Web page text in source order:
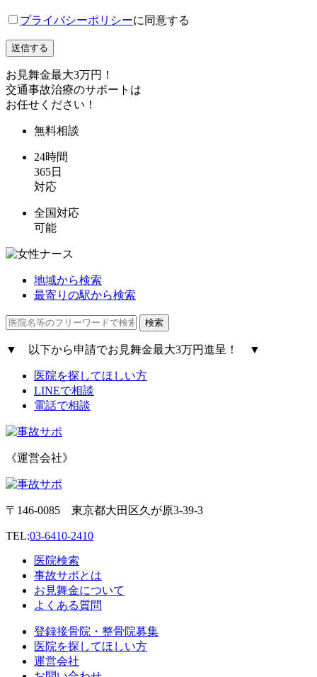
プライバシーポリシーに同意する
お見舞金最大3万円！
交通事故治療のサポートは
お任せください！
無料相談
24時間
365日
対応
全国対応
可能
地域から検索
最寄りの駅から検索
▼ 以下から申請でお見舞金最大3万円進呈！ ▼
医院を探してほしい方
LINEで相談
電話で相談
《運営会社》
〒146-0085 東京都大田区久が原3-39-3
TEL:03-6410-2410
医院検索
事故サポとは
お見舞金について
よくある質問
登録接骨院・整骨院募集
医院を探してほしい方
運営会社